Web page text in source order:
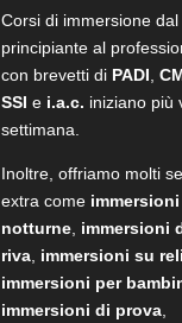
Corsi di immersione dal
principiante al
con brevetti di PADI
SSI e i.a.c. iniziano più
settimana.
Inoltre, offriamo molti
extra come immersioni
notturne, immersioni
riva, immersioni su
immersioni per
immersioni di prova,